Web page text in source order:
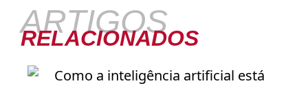
ARTIGOS
RELACIONADOS